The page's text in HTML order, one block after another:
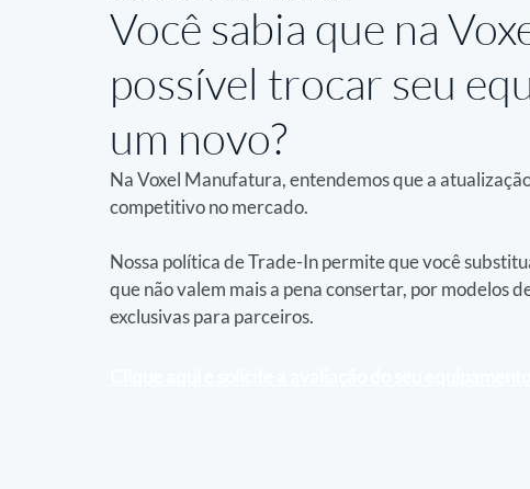
Você sabia que na
possível trocar seu
um novo?
Na Voxel Manufatura, entendemos que a
competitivo no mercado.
Nossa política de Trade-In permite que você
que não valem mais a pena consertar, por modelos
exclusivas para parceiros.